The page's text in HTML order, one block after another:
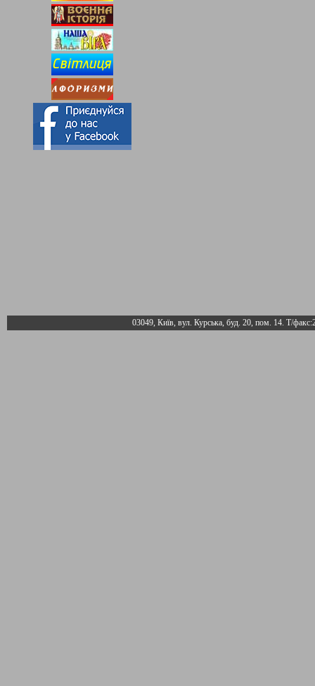
03049, Київ, вул. Курська, буд. 20, пом. 14. Т/